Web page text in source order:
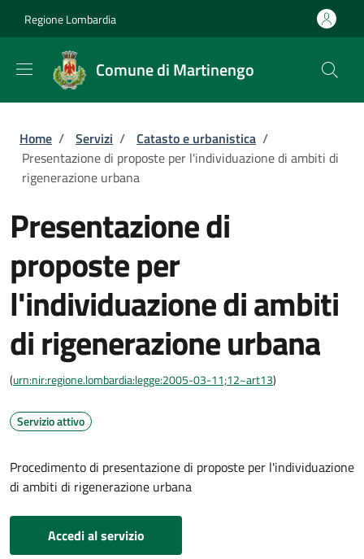
Regione Lombardia
Comune di Martinengo
Briciole di pane
Home / Servizi / Catasto e urbanistica /
Presentazione di proposte per l'individuazione di ambiti di
rigenerazione urbana
Presentazione di
proposte per
l'individuazione di ambiti
di rigenerazione urbana
(urn:nir:regione.lombardia:legge:2005-03-11;12~art13)
Servizio attivo
Procedimento di presentazione di proposte per l'individuazione
di ambiti di rigenerazione urbana
Accedi al servizio